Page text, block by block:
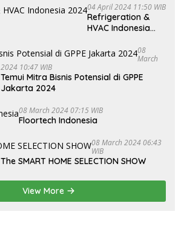
04 April 2024 11:50 WIB
Refrigeration &
HVAC Indonesia
08
March
2024 10:47 WIB
Temui Mitra Bisnis Potensial di GPPE
Jakarta 2024
08 March 2024 07:15 WIB
Floortech Indonesia
08 March 2024 06:43
WIB
The SMART HOME SELECTION SHOW
View More